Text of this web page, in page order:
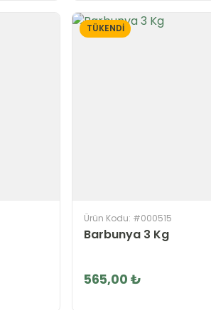
TÜKENDİ
Ürün Kodu: #000515
Barbunya 3 Kg
565,00 ₺